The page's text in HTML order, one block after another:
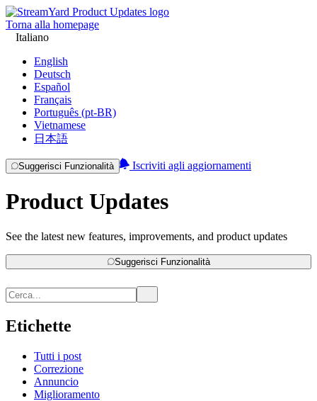
Torna alla homepage
Italiano
English
Deutsch
Español
Français
Português (pt-BR)
Vietnamese
日本語
Suggerisci Funzionalità Iscriviti agli aggiornamenti
Product Updates
See the latest new features, improvements, and product updates
Suggerisci Funzionalità
Etichette
Tutti i post
Correzione
Annuncio
Miglioramento